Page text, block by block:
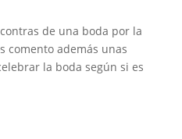
de una boda por la
comento además unas
la boda según si es